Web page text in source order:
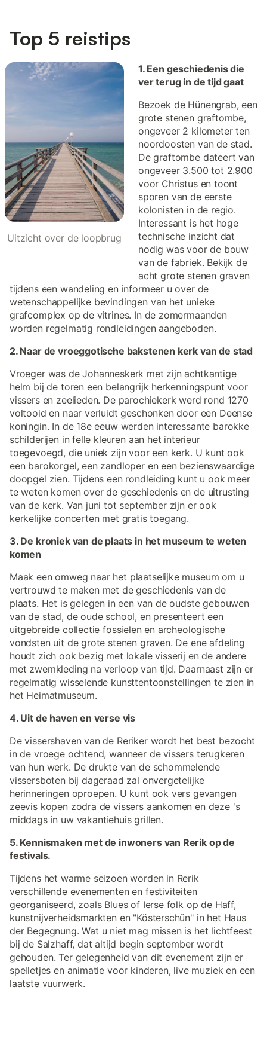
Top 5 reistips
Uitzicht over de loopbrug
1. Een geschiedenis die
ver terug in de tijd gaat
Bezoek de Hünengrab, een
grote stenen graftombe,
ongeveer 2 kilometer ten
noordoosten van de stad.
De graftombe dateert van
ongeveer 3.500 tot 2.900
voor Christus en toont
sporen van de eerste
kolonisten in de regio.
Interessant is het hoge
technische inzicht dat
nodig was voor de bouw
van de fabriek. Bekijk de
acht grote stenen graven
tijdens een wandeling en informeer u over de
wetenschappelijke bevindingen van het unieke
grafcomplex op de vitrines. In de zomermaanden
worden regelmatig rondleidingen aangeboden.
2. Naar de vroeggotische bakstenen kerk van de stad
Vroeger was de Johanneskerk met zijn achtkantige
helm bij de toren een belangrijk herkenningspunt voor
vissers en zeelieden. De parochiekerk werd rond 1270
voltooid en naar verluidt geschonken door een Deense
koningin. In de 18e eeuw werden interessante barokke
schilderijen in felle kleuren aan het interieur
toegevoegd, die uniek zijn voor een kerk. U kunt ook
een barokorgel, een zandloper en een bezienswaardige
doopgel zien. Tijdens een rondleiding kunt u ook meer
te weten komen over de geschiedenis en de uitrusting
van de kerk. Van juni tot september zijn er ook
kerkelijke concerten met gratis toegang.
3. De kroniek van de plaats in het museum te weten
komen
Maak een omweg naar het plaatselijke museum om u
vertrouwd te maken met de geschiedenis van de
plaats. Het is gelegen in een van de oudste gebouwen
van de stad, de oude school, en presenteert een
uitgebreide collectie fossielen en archeologische
vondsten uit de grote stenen graven. De ene afdeling
houdt zich ook bezig met lokale visserij en de andere
met zwemkleding na verloop van tijd. Daarnaast zijn er
regelmatig wisselende kunsttentoonstellingen te zien in
het Heimatmuseum.
4. Uit de haven en verse vis
De vissershaven van de Reriker wordt het best bezocht
in de vroege ochtend, wanneer de vissers terugkeren
van hun werk. De drukte van de schommelende
vissersboten bij dageraad zal onvergetelijke
herinneringen oproepen. U kunt ook vers gevangen
zeevis kopen zodra de vissers aankomen en deze 's
middags in uw vakantiehuis grillen.
5. Kennismaken met de inwoners van Rerik op de
festivals.
Tijdens het warme seizoen worden in Rerik
verschillende evenementen en festiviteiten
georganiseerd, zoals Blues of Ierse folk op de Haff,
kunstnijverheidsmarkten en "Kösterschün" in het Haus
der Begegnung. Wat u niet mag missen is het lichtfeest
bij de Salzhaff, dat altijd begin september wordt
gehouden. Ter gelegenheid van dit evenement zijn er
spelletjes en animatie voor kinderen, live muziek en een
laatste vuurwerk.